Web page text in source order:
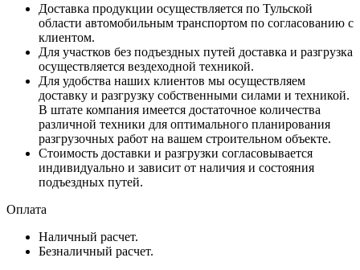
Доставка продукции осуществляется по Тульской
области автомобильным транспортом по согласованию с
клиентом.
Для участков без подъездных путей доставка и разгрузка
осуществляется вездеходной техникой.
Для удобства наших клиентов мы осуществляем
доставку и разгрузку собственными силами и техникой.
В штате компания имеется достаточное количества
различной техники для оптимального планирования
разгрузочных работ на вашем строительном объекте.
Стоимость доставки и разгрузки согласовывается
индивидуально и зависит от наличия и состояния
подъездных путей.
Оплата
Наличный расчет.
Безналичный расчет.